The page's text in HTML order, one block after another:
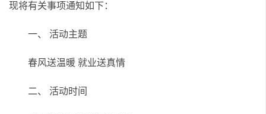
现将有关事项通知如下：
一、 活动主题
春风送温暖 就业送真情
二、 活动时间